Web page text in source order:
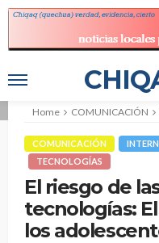
Home COMUNICACIÓN
COMUNICACIÓN
TECNOLOGÍAS
El riesgo de
tecnologías:
los